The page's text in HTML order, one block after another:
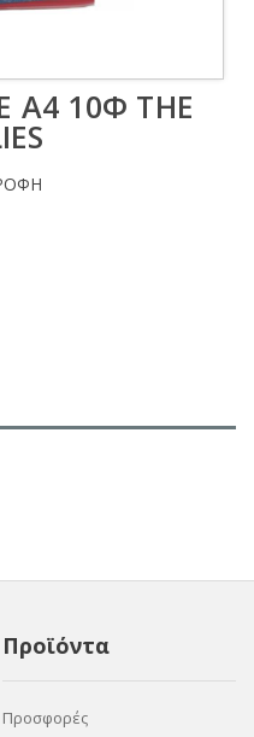
Α4 10Φ THE
Προϊόντα
Προσφορές